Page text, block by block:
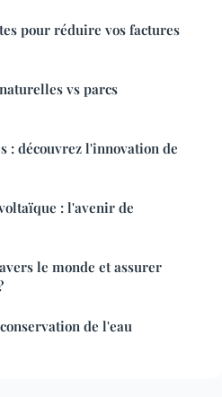
pour réduire vos factures
vs parcs
: découvrez l'innovation de
: l'avenir de
le monde et assurer
de l'eau